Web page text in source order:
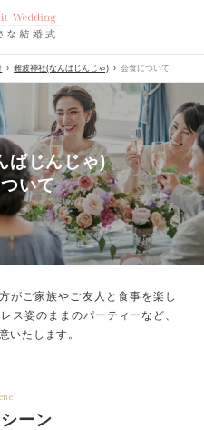
難波神社(なんばじんじゃ) 会食について
ばじんじゃ)
いて
がご家族やご友人と食事を楽し
ス姿のままのパーティーなど、
いたします。
ーン